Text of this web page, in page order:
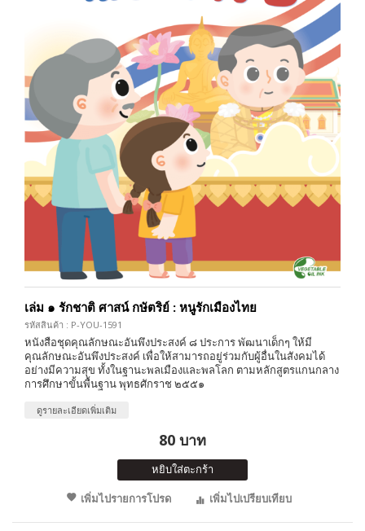
เล่ม ๑ รักชาติ ศาสน์ กษัตริย์ : หนูรักเมืองไทย
รหัสสินค้า : P-YOU-1591
หนังสือชุดคุณลักษณะอันพึงประสงค์ ๘ ประการ พัฒนาเด็กๆ ให้มี
คุณลักษณะอันพึงประสงค์ เพื่อให้สามารถอยู่ร่วมกับผู้อื่นในสังคมได้
อย่างมีความสุข ทั้งในฐานะพลเมืองและพลโลก ตามหลักสูตรแกนกลาง
การศึกษาขั้นพื้นฐาน พุทธศักราช ๒๕๕๑
ดูรายละเอียดเพิ่มเติม
80 บาท
หยิบใส่ตะกร้า
เพิ่มไปรายการโปรด
เพิ่มไปเปรียบเทียบ